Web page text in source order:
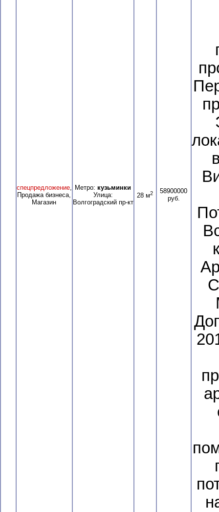
спецпредложение,
Продажа бизнеса,
Магазин
Метро: кузьминки
Улица:
Волгоградский пр-кт
28 м2
58900000
руб.